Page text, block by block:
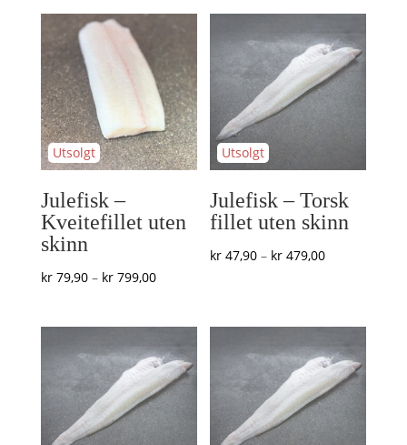
etter
Julefisk –
Kveitefillet uten
skinn
kr79,90 – kr799,00Prisområde:
til
kr 799,00
Julefisk – Torsk
fillet uten skinn
kr 47,90 – kr 479,00Prisområde:
kr 479,00